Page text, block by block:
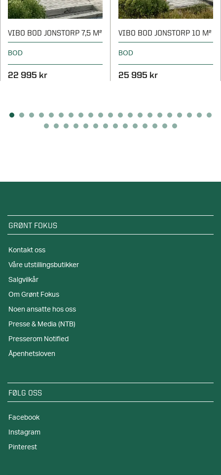
VIBO BOD JONSTORP 7,5 M²
BOD
22 995 kr
VIBO BOD JONSTORP 10 M²
BOD
25 995 kr
GRØNT FOKUS
Kontakt oss
Våre utstillingsbutikker
Salgvilkår
Om Grønt Fokus
Noen ansatte hos oss
Presse & Media (NTB)
Presserom Notified
Åpenhetsloven
FØLG OSS
Facebook
Instagram
Pinterest